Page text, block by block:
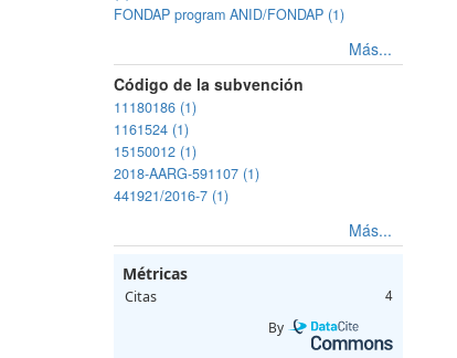
FONDAP program ANID/FONDAP (1)
Más...
Código de la subvención
11180186 (1)
1161524 (1)
15150012 (1)
2018-AARG-591107 (1)
441921/2016-7 (1)
Más...
Métricas
Citas 4
By